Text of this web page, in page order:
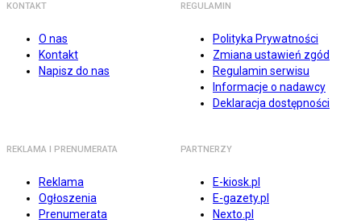
KONTAKT
O nas
Kontakt
Napisz do nas
REGULAMIN
Polityka Prywatności
Zmiana ustawień zgód
Regulamin serwisu
Informacje o nadawcy
Deklaracja dostępności
REKLAMA I PRENUMERATA
Reklama
Ogłoszenia
Prenumerata
PARTNERZY
E-kiosk.pl
E-gazety.pl
Nexto.pl